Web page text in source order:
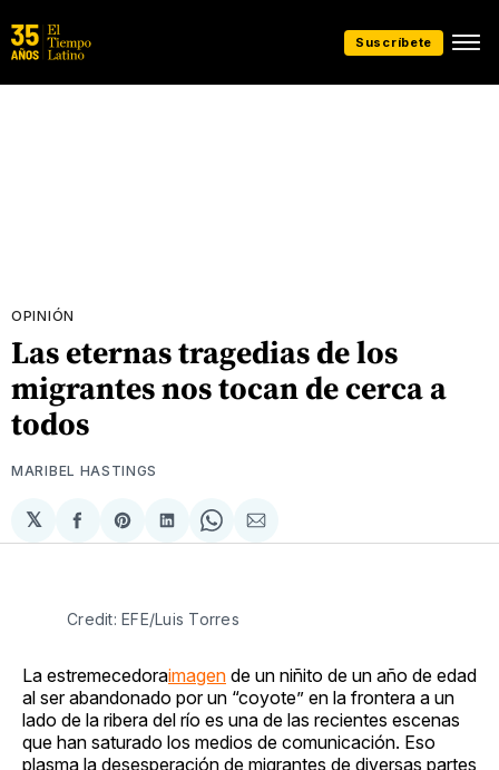
Suscríbete
OPINIÓN
Las eternas tragedias de los
migrantes nos tocan de cerca a
todos
MARIBEL HASTINGS
𝕏
Compartir
en
Share
on
Compartir
en
Share
on
Compartir
via
Credit: EFE/Luis Torres
La estremecedoraimagen de un niñito de un año de edad
al ser abandonado por un “coyote” en la frontera a un
lado de la ribera del río es una de las recientes escenas
que han saturado los medios de comunicación. Eso
plasma la desesperación de migrantes de diversas partes